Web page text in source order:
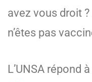
avez vous droit
n’êtes pas
L’UNSA répond